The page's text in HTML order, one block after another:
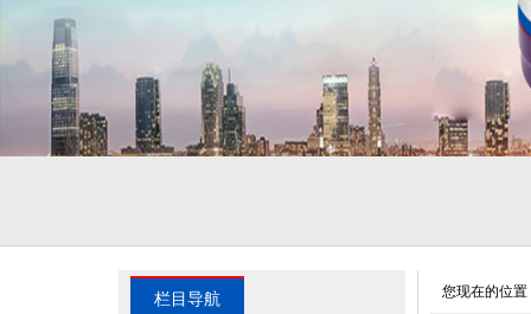
栏目导航 您现在的位置